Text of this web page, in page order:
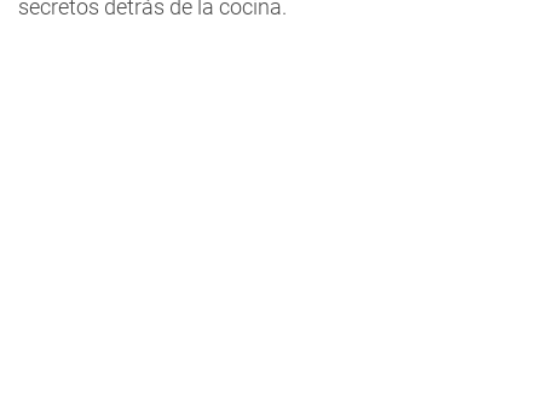
secretos detrás de la cocina.